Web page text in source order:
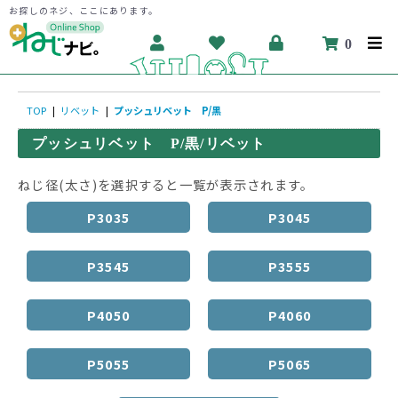
お探しのネジ、ここにあります。
0
TOP | リベット | プッシュリベット P/黒
プッシュリベット P/黒/リベット
ねじ径(太さ)を選択すると一覧が表示されます。
P3035
P3045
P3545 P3555
P4050 P4060
P5055 P5065